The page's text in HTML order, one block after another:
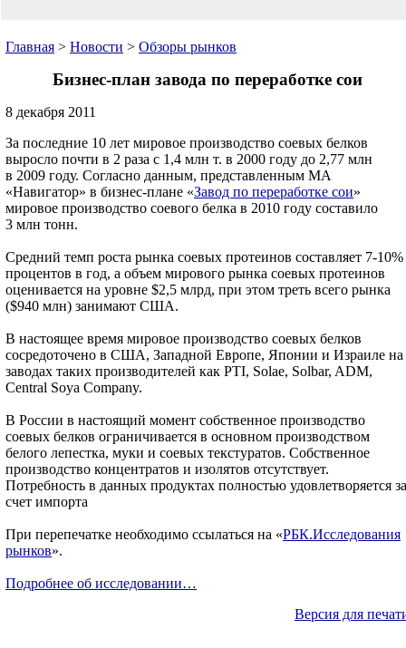
Главная > Новости > Обзоры рынков
Бизнес-план завода по переработке сои
8 декабря 2011
За последние 10 лет мировое производство соевых белков
выросло почти в 2 раза с 1,4 млн т. в 2000 году до 2,77 млн
в 2009 году. Согласно данным, представленным МА
«Навигатор» в бизнес-плане «Завод по переработке сои»
мировое производство соевого белка в 2010 году составило
3 млн тонн.
Средний темп роста рынка соевых протеинов составляет 7-10%
процентов в год, а объем мирового рынка соевых протеинов
оценивается на уровне $2,5 млрд, при этом треть всего рынка
($940 млн) занимают США.
В настоящее время мировое производство соевых белков
сосредоточено в США, Западной Европе, Японии и Израиле на
заводах таких производителей как PTI, Solae, Solbar, ADM,
Central Soya Company.
В России в настоящий момент собственное производство
соевых белков ограничивается в основном производством
белого лепестка, муки и соевых текстуратов. Собственное
производство концентратов и изолятов отсутствует.
Потребность в данных продуктах полностью удовлетворяется за
счет импорта
При перепечатке необходимо ссылаться на «РБК.Исследования
рынков».
Подробнее об исследовании…
Версия для